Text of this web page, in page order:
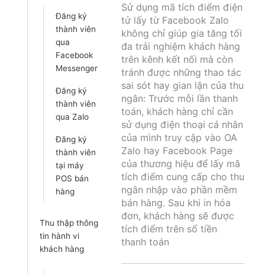
Đăng ký
thành viên
qua
Facebook
Messenger
Đăng ký
thành viên
qua Zalo
Đăng ký
thành viên
tại máy
POS bán
hàng
Thu thập thông
tin hành vi
khách hàng
Sử dụng mã tích điểm điện
tử lấy từ Facebook Zalo
không chỉ giúp gia tăng tối
đa trải nghiệm khách hàng
trên kênh kết nối mà còn
tránh được những thao tác
sai sót hay gian lận của thu
ngân: Trước mỗi lần thanh
toán, khách hàng chỉ cần
sử dụng điện thoại cá nhân
của mình truy cập vào OA
Zalo hay Facebook Page
của thương hiệu để lấy mã
tích điểm cung cấp cho thu
ngân nhập vào phần mềm
bán hàng. Sau khi in hóa
đơn, khách hàng sẽ được
tích điểm trên số tiền
thanh toán